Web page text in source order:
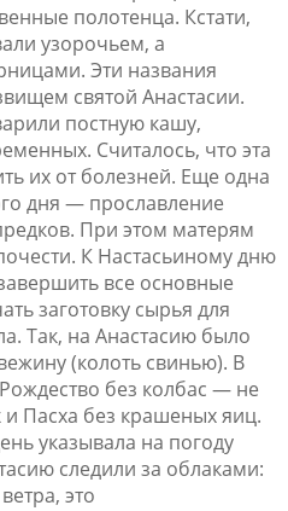
полотенца. Кстати,
узорочьем, а
Эти названия
святой Анастасии.
постную кашу,
Считалось, что эта
их от болезней. Еще одна
дня — прославление
При этом матерям
К Настасьиному дню
все основные
заготовку сырья для
Так, на Анастасию было
(колоть свинью). В
без колбас — не
и Пасха без крашеных яиц.
указывала на погоду
следили за облаками:
это